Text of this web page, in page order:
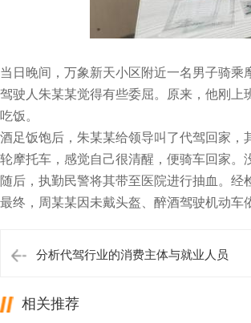
当日晚间，万象新天小区附近一名男子骑乘
驾驶人朱某某觉得有些委屈。原来，他刚
吃饭。
酒足饭饱后，朱某某给领导叫了代驾回家
轮摩托车，感觉自己很清醒，便骑车回家。
随后，执勤民警将其带至医院进行抽血。经
最终，周某某因未戴头盔、醉酒驾驶机动车
分析代驾行业的消费主体与就业人员
相关推荐